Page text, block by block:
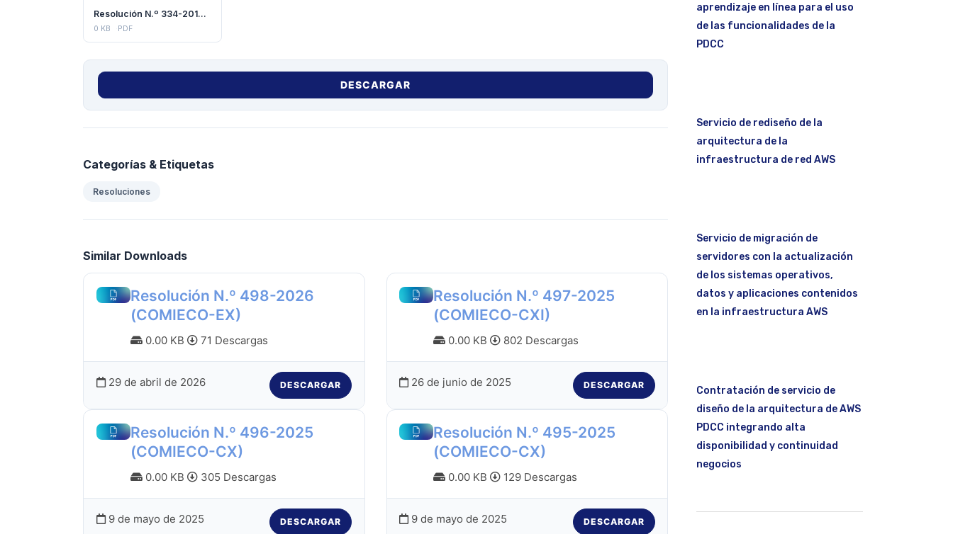
Resolución N.º 334-2014 (COMIECO)
0 KB PDF
DESCARGAR
Categorías & Etiquetas
Resoluciones
Similar Downloads
Resolución N.º 498-2026
(COMIECO-EX)
0.00 KB 71 Descargas
29 de abril de 2026 DESCARGAR
Resolución N.º 497-2025
(COMIECO-CXI)
0.00 KB 802 Descargas
26 de junio de 2025 DESCARGAR
Resolución N.º 496-2025
(COMIECO-CX)
0.00 KB 305 Descargas
9 de mayo de 2025 DESCARGAR
Resolución N.º 495-2025
(COMIECO-CX)
0.00 KB 129 Descargas
9 de mayo de 2025 DESCARGAR
aprendizaje en línea para el uso
de las funcionalidades de la
PDCC
Servicio de rediseño de la
arquitectura de la
infraestructura de red AWS
Servicio de migración de
servidores con la actualización
de los sistemas operativos,
datos y aplicaciones contenidos
en la infraestructura AWS
Contratación de servicio de
diseño de la arquitectura de AWS
PDCC integrando alta
disponibilidad y continuidad
negocios